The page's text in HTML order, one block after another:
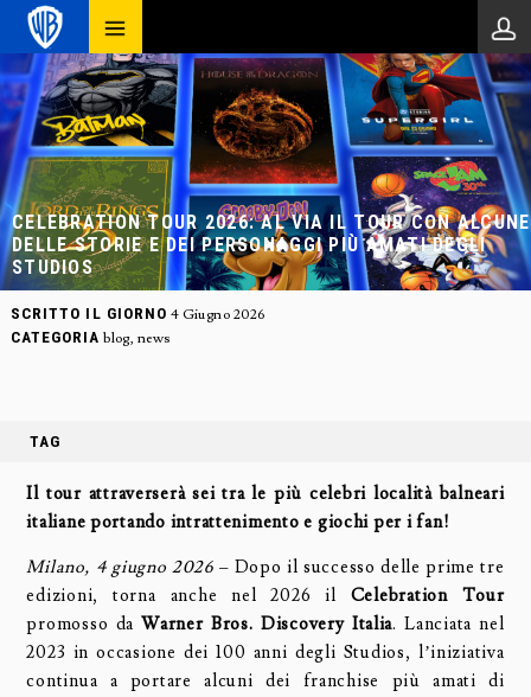
CELEBRATION TOUR 2026: AL VIA IL TOUR CON ALCUNE
DELLE STORIE E DEI PERSONAGGI PIÙ AMATI DEGLI
STUDIOS
SCRITTO IL GIORNO 4 Giugno 2026
CATEGORIA blog, news
TAG
Il tour attraverserà sei tra le più celebri località balneari
italiane portando intrattenimento e giochi per i fan!
Milano, 4 giugno 2026– Dopo il successo delle prime tre
edizioni, torna anche nel 2026 il Celebration Tour
promosso daWarner Bros. Discovery Italia. Lanciata nel
2023 in occasione dei 100 anni degli Studios, l’iniziativa
continua a portare alcuni dei franchise più amati di